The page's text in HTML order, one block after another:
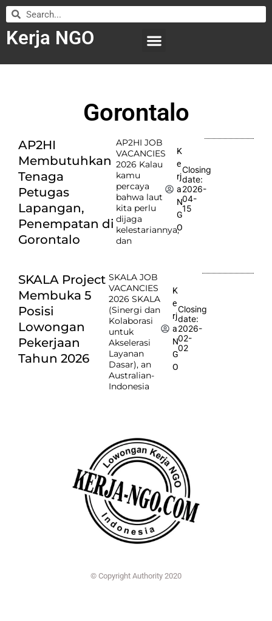
Kerja NGO
Gorontalo
AP2HI
Membutuhkan
Tenaga
Petugas
Lapangan,
Penempatan di
Gorontalo
AP2HI JOB
VACANCIES
2026 Kalau
kamu
percaya
bahwa laut
kita perlu
dijaga
kelestariannya,
dan
K
e
rj
a
N
G
O
Closing
date:
2026-
04-
15
SKALA Project
Membuka 5
Posisi
Lowongan
Pekerjaan
Tahun 2026
SKALA JOB
VACANCIES
2026 SKALA
(Sinergi dan
Kolaborasi
untuk
Akselerasi
Layanan
Dasar), an
Australian-
Indonesia
K
e
rj
a
N
G
O
Closing
date:
2026-
02-
02
© Copyright Authority 2020